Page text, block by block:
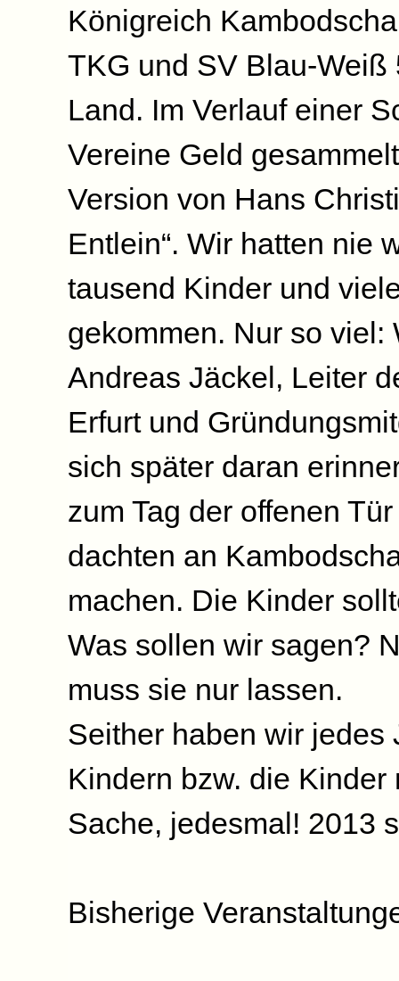
Königreich
TKG und SV Blau-
Land. Im Verlauf einer
Vereine Geld
Version von Hans
Entlein“. Wir hatten nie
tausend Kinder und
gekommen. Nur so viel:
Andreas Jäckel, Leiter
Erfurt und
sich später daran
zum Tag der offenen
dachten an
machen. Die Kinder
Was sollen wir sagen?
muss sie nur lassen.
Seither haben wir jedes
Kindern bzw. die
Sache, jedesmal! 2013
Bisherige